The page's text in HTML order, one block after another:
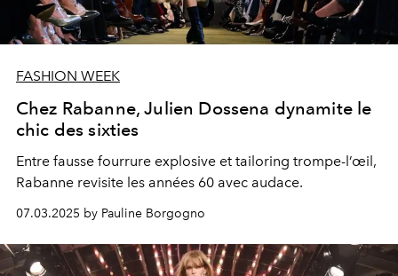
FASHION WEEK
Chez Rabanne, Julien Dossena dynamite le
chic des sixties
Entre fausse fourrure explosive et tailoring trompe-l’œil,
Rabanne revisite les années 60 avec audace.
07.03.2025 by Pauline Borgogno